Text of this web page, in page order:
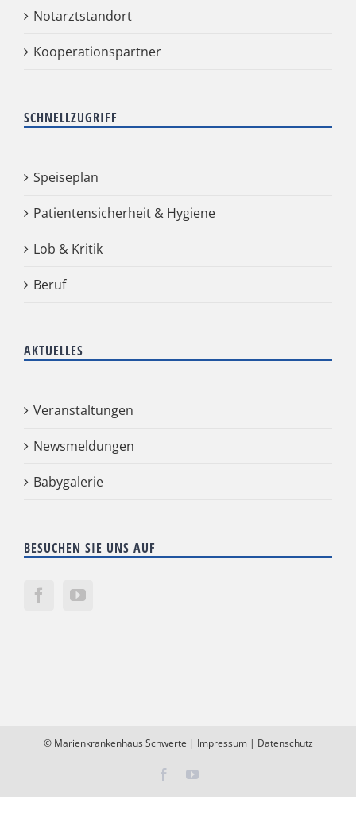
Notarztstandort
Kooperationspartner
SCHNELLZUGRIFF
Speiseplan
Patientensicherheit & Hygiene
Lob & Kritik
Beruf
AKTUELLES
Veranstaltungen
Newsmeldungen
Babygalerie
BESUCHEN SIE UNS AUF
© Marienkrankenhaus Schwerte | Impressum| Datenschutz
FacebookYouTube